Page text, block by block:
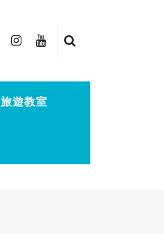
旅遊教室